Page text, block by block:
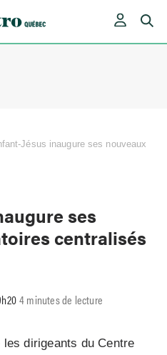
Jésus inaugure ses nouveaux
ses
centralisés
4 minutes de lecture
les dirigeants du Centre